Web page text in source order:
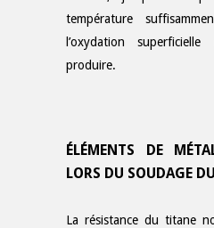
température
l’oxydation
produire.
ÉLÉMENTS DE
LORS DU SOUDAGE
La résistance du titane